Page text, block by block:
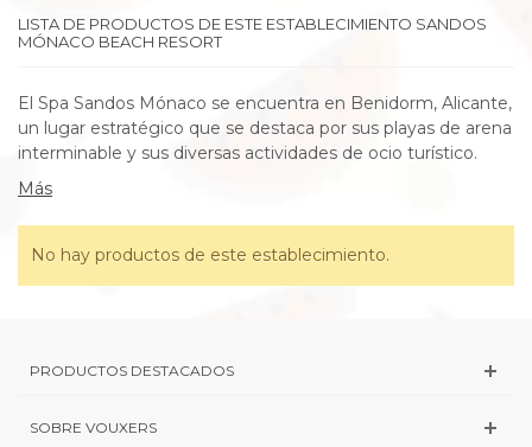
LISTA DE PRODUCTOS DE ESTE ESTABLECIMIENTO SANDOS
MÓNACO BEACH RESORT
El Spa Sandos Mónaco se encuentra en Benidorm, Alicante,
un lugar estratégico que se destaca por sus playas de arena
interminable y sus diversas actividades de ocio turístico.
Más
No hay productos de este establecimiento.
PRODUCTOS DESTACADOS
SOBRE VOUXERS